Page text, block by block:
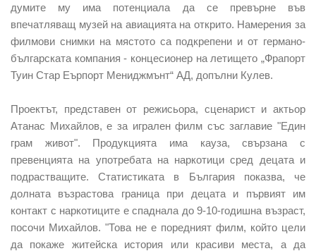
думите му има потенциала да се превърне във
впечатляващ музей на авиацията на открито. Намерения за
филмови снимки на мястото са подкрепени и от германо-
българската компания - концесионер на летището „Фрапорт
Туин Стар Еърпорт Мениджмънт“ АД, допълни Кулев.
Проектът, представен от режисьора, сценарист и актьор
Атанас Михайлов, е за игрален филм със заглавие "Един
грам живот". Продукцията има кауза, свързана с
превенцията на употребата на наркотици сред децата и
подрастващите. Статистиката в България показва, че
долната възрастова граница при децата и първият им
контакт с наркотиците е спаднала до 9-10-годишна възраст,
посочи Михайлов. "Това не е поредният филм, който цели
да покаже житейска история или красиви места, а да